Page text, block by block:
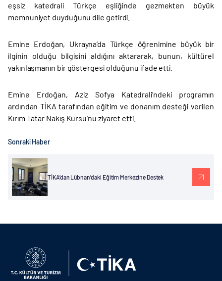
eşsiz katedrali Türkçe eşliğinde gezmekten büyük
memnuniyet duyduğunu dile getirdi.
Emine Erdoğan, Ukrayna’da Türkçe öğrenimine büyük bir
ilginin olduğu bilgisini aldığını aktararak, bunun, kültürel
yakınlaşmanın bir göstergesi olduğunu ifade etti.
Emine Erdoğan, Aziz Sofya Katedrali’ndeki programın
ardından TİKA tarafından eğitim ve donanım desteği verilen
Kırım Tatar Nakış Kursu'nu ziyaret etti.
Sonraki Haber
TİKA’dan Lübnan’daki Eğitim Merkezine Destek